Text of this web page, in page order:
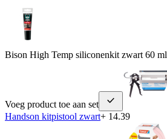
Bison High Temp siliconenkit zwart 60 ml
Voeg product toe aan set
Handson kitpistool zwart+ 14.39